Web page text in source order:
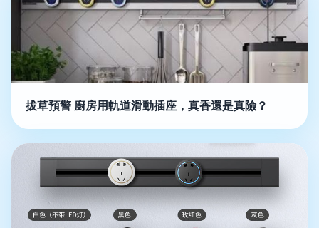
拔草預警 廚房用軌道滑動插座，真香還是真險？